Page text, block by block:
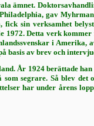
äm­net.
gav
sin verksamhet
1972. Detta verk
i Amerika,
basis av brev och
År 1924 berättade
segrare. Så blev
har under årens